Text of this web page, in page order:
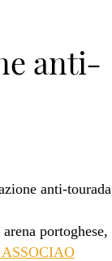
anti-
anti-